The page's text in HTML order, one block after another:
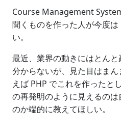
Course Management
聞くものを作った人が今度
い。
最近、業界の動きにはとん
分からないが、見た目はま
えば PHP でこれを作ったと
の再発明のように見えるの
のか端的に教えてほしい。